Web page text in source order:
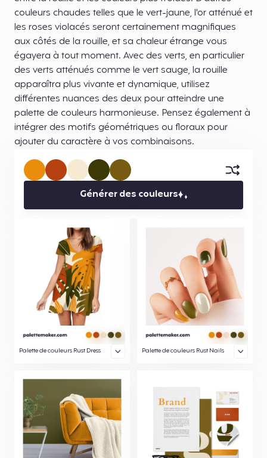
couleurs chaudes telles que le vert-jaune, l'or atténué et
les roses violacés seront certainement magnifiques
aux côtés de la rouille, et sa chaleur étrange vous
égayera à tout moment. Avec des verts, en particulier
des verts atténués comme le vert sauge, la rouille
apparaîtra plus vivante et dynamique, utilisez
différentes nuances des deux pour atteindre une
palette de couleurs harmonieuse. Pensez également à
intégrer des motifs géométriques ou floraux pour
ajouter du caractère à vos combinaisons.
Générer des couleurs
Palette de couleurs Rust Dress Palette de couleurs Rust Nails